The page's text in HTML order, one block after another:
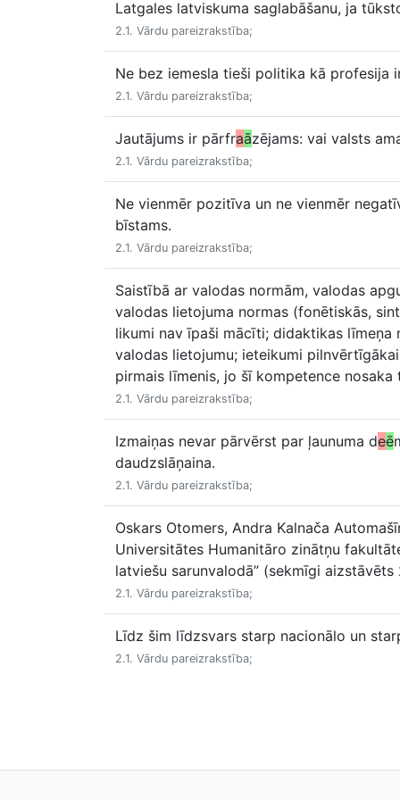
Latgales latviskuma saglabāšanu, ja
2.1. Vārdu pareizrakstība;
Ne bez iemesla tieši politika kā profesija
2.1. Vārdu pareizrakstība;
Jautājums ir pārfraāzējams: vai valsts
2.1. Vārdu pareizrakstība;
Ne vienmēr pozitīva un ne vienmēr
bīstams.
2.1. Vārdu pareizrakstība;
Saistībā ar valodas normām, valodas
valodas lietojuma normas (fonētiskās,
likumi nav īpaši mācīti; didaktikas līmeņa
valodas lietojumu; ieteikumi
pirmais līmenis, jo šī kompetence
2.1. Vārdu pareizrakstība;
Izmaiņas nevar pārvērst par ļaunuma deē
daudzslāņaina.
2.1. Vārdu pareizrakstība;
Oskars Otomers, Andra Kalnača
Universitātes Humanitāro zinātņu
latviešu sarunvalodā” (sekmīgi
2.1. Vārdu pareizrakstība;
Līdz šim līdzsvars starp nacionālo un
2.1. Vārdu pareizrakstība;